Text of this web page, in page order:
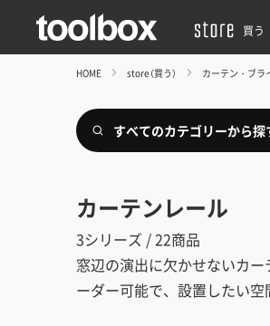
買う
HOME store（買う） カーテン・ブラ
すべてのカテゴリーから探
カーテンレール
3シリーズ / 22商品
窓辺の演出に欠かせないカ
ーダー可能で、設置したい空